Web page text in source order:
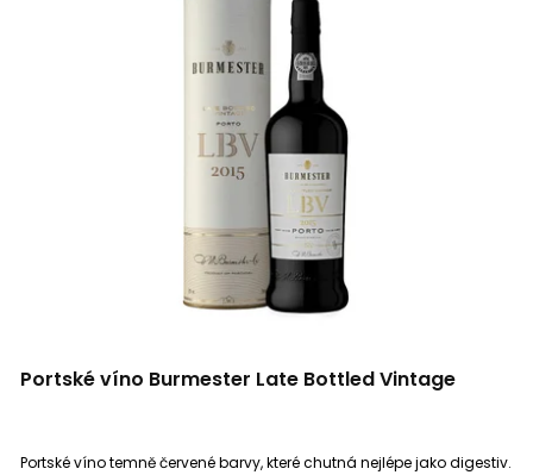
Portské víno Burmester Late Bottled Vintage
Portské víno temně červené barvy, které chutná nejlépe jako digestiv.